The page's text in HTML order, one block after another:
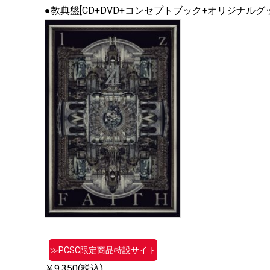
●教典盤[CD+DVD+コンセプトブック+オリジナルグ
≫PCSC限定商品特設サイト